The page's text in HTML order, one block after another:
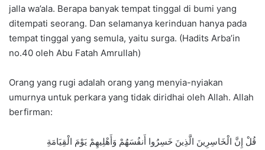
jalla wa’ala. Berapa banyak tempat tinggal di bumi yang
ditempati seorang. Dan selamanya kerinduan hanya pada
tempat tinggal yang semula, yaitu surga. (Hadits Arba’in
no.40 oleh Abu Fatah Amrullah)
Orang yang rugi adalah orang yang menyia-nyiakan
umurnya untuk perkara yang tidak diridhai oleh Allah. Allah
berfirman:
قُلْ إِنَّ الْخَاسِرِينَ الَّذِينَ خَسِرُوا أَنفُسَهُمْ وَأَهْلِيهِمْ يَوْمَ الْقِيَامَةِ